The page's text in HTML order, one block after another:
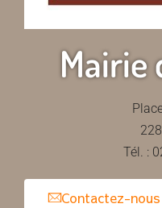
Mairie
Tél. :
Contactez-nous